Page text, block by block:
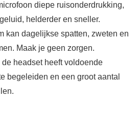
diepe ruisonderdrukking,
helderder en sneller.
kan dagelijkse spatten, zweten en
Maak je geen zorgen.
headset heeft voldoende
begeleiden en een groot aantal